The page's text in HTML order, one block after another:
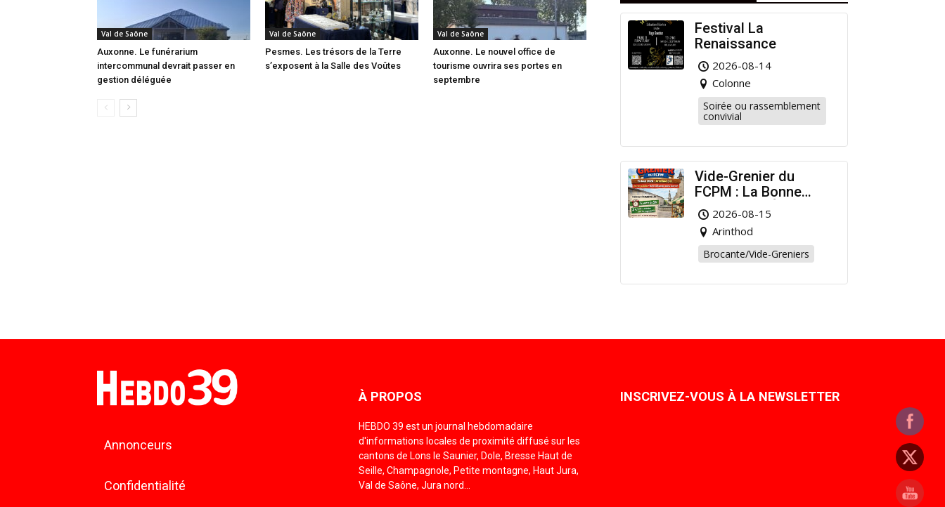
Val de Saône
Auxonne. Le funérarium
intercommunal devrait passer en
gestion déléguée
Val de Saône
Pesmes. Les trésors de la Terre
s’exposent à la Salle des Voûtes
Val de Saône
Auxonne. Le nouvel office de
tourisme ouvrira ses portes en
septembre
Festival La
Renaissance
2026-08-14
Colonne
Soirée ou rassemblement
convivial
Vide-Grenier du
FCPM : La Bonne
Affaire de l’Été à
Arinthod !
2026-08-15
Arinthod
Brocante/Vide-Greniers